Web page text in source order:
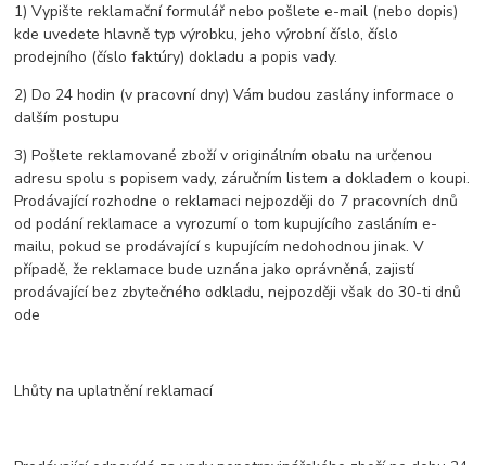
1) Vypište reklamační formulář nebo pošlete e-mail (nebo dopis)
kde uvedete hlavně typ výrobku, jeho výrobní číslo, číslo
prodejního (číslo faktúry) dokladu a popis vady.
2) Do 24 hodin (v pracovní dny) Vám budou zaslány informace o
dalším postupu
3) Pošlete reklamované zboží v originálním obalu na určenou
adresu spolu s popisem vady, záručním listem a dokladem o koupi.
Prodávající rozhodne o reklamaci nejpozději do 7 pracovních dnů
od podání reklamace a vyrozumí o tom kupujícího zasláním e-
mailu, pokud se prodávající s kupujícím nedohodnou jinak. V
případě, že reklamace bude uznána jako oprávněná, zajistí
prodávající bez zbytečného odkladu, nejpozději však do 30-ti dnů
ode
Lhůty na uplatnění reklamací